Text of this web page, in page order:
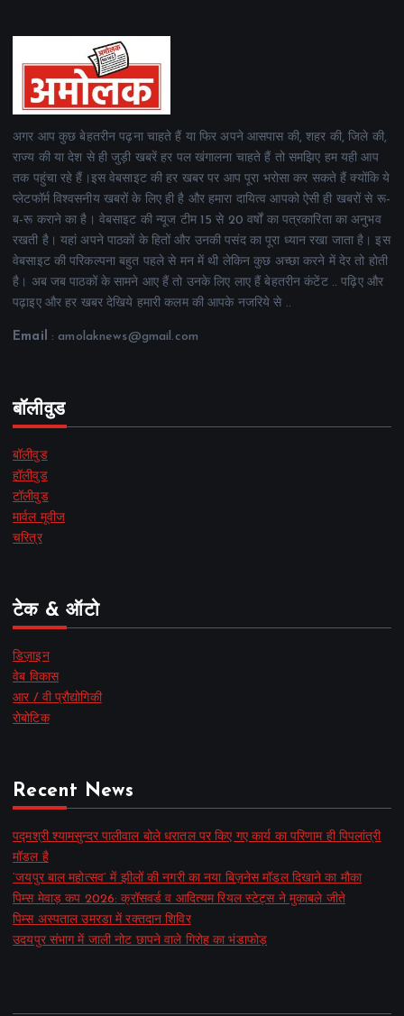
अगर आप कुछ बेहतरीन पढ़ना चाहते हैं या फिर अपने आसपास की, शहर की, जिले की,
राज्य की या देश से ही जुड़ी खबरें हर पल खंगालना चाहते हैं तो समझिए हम यही आप
तक पहुंचा रहे हैं।इस वेबसाइट की हर खबर पर आप पूरा भरोसा कर सकते हैं क्योंकि ये
प्लेटफॉर्म विश्वसनीय खबरों के लिए ही है और हमारा दायित्व आपको ऐसी ही खबरों से रू-
ब-रू कराने का है। वेबसाइट की न्यूज टीम 15 से 20 वर्षों का पत्रकारिता का अनुभव
रखती है। यहां अपने पाठकों के हितों और उनकी पसंद का पूरा ध्यान रखा जाता है। इस
वेबसाइट की परिकल्पना बहुत पहले से मन में थी लेकिन कुछ अच्छा करने में देर तो होती
है। अब जब पाठकों के सामने आए हैं तो उनके लिए लाए हैं बेहतरीन कंटेंट .. पढ़िए और
पढ़ाइए और हर खबर देखिये हमारी कलम की आपके नजरिये से ..
Email : amolaknews@gmail.com
बॉलीवुड
बॉलीवुड
हॉलीवुड
टॉलीवुड
मार्वल मूवीज
चरित्र
टेक & ऑटो
डिज़ाइन
वेब विकास
आर / वी प्रौद्योगिकी
रोबोटिक
Recent News
पद्मश्री श्यामसुन्दर पालीवाल बोले धरातल पर किए गए कार्य का परिणाम ही पिपलांत्री
मॉडल है
‘जयपुर बाल महोत्सव’ में झीलों की नगरी का नया बिज़नेस मॉडल दिखाने का मौका
पिम्स मेवाड़ कप 2026: क्रॉसवर्ड व आदित्यम रियल स्टेट्स ने मुकाबले जीते
पिम्स अस्पताल उमरडा में रक्तदान शिविर
उदयपुर संभाग में जाली नोट छापने वाले गिरोह का भंडाफोड़